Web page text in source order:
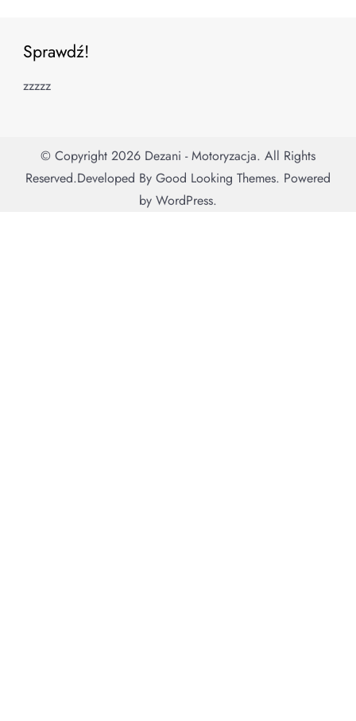
Sprawdź!
zzzzz
© Copyright 2026 Dezani - Motoryzacja. All Rights
Reserved.Developed By Good Looking Themes. Powered
by WordPress.